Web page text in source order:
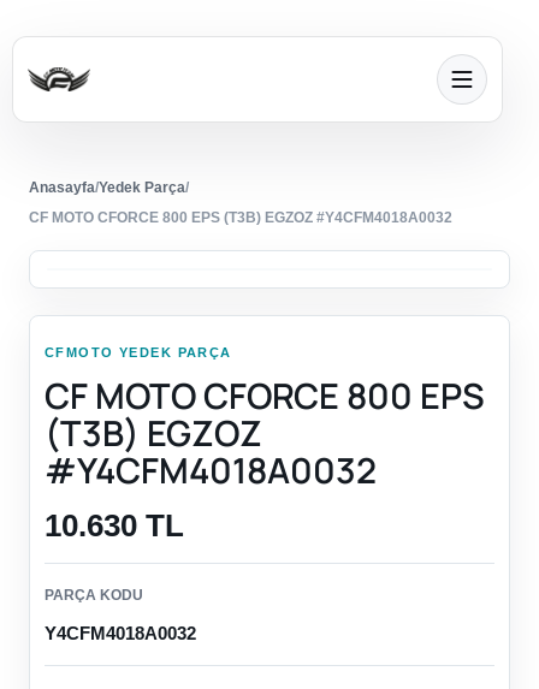
Anasayfa/Yedek Parça/
CF MOTO CFORCE 800 EPS (T3B) EGZOZ #Y4CFM4018A0032
CFMOTO YEDEK PARÇA
CF MOTO CFORCE 800 EPS
(T3B) EGZOZ
#Y4CFM4018A0032
10.630 TL
PARÇA KODU
Y4CFM4018A0032